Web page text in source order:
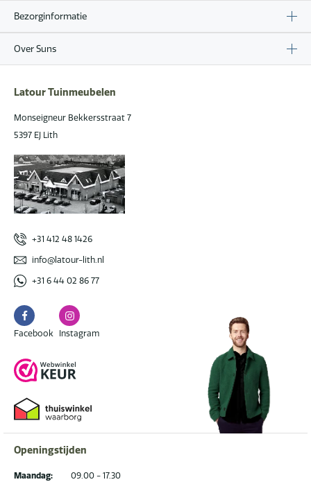
Bezorginformatie
Over Suns
Latour Tuinmeubelen
Monseigneur Bekkersstraat 7
5397 EJ Lith
+31 412 48 1426
info@latour-lith.nl
+31 6 44 02 86 77
Facebook
Facebook
Instagram
Instagram
Openingstijden
Maandag:
09.00 - 17.30